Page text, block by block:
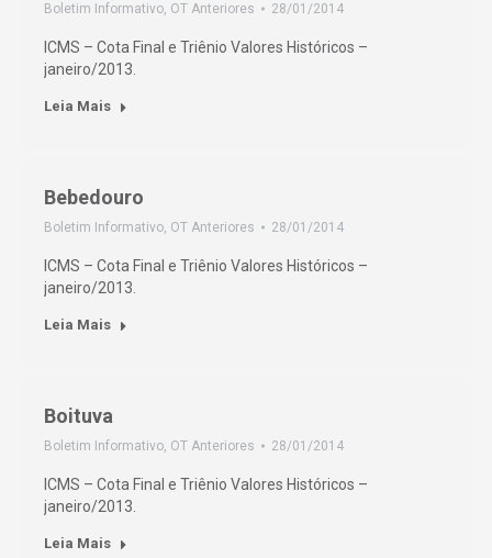
Boletim Informativo, OT Anteriores 28/01/2014
ICMS – Cota Final e Triênio Valores Históricos –
janeiro/2013.
Leia Mais
Bebedouro
Boletim Informativo, OT Anteriores 28/01/2014
ICMS – Cota Final e Triênio Valores Históricos –
janeiro/2013.
Leia Mais
Boituva
Boletim Informativo, OT Anteriores 28/01/2014
ICMS – Cota Final e Triênio Valores Históricos –
janeiro/2013.
Leia Mais